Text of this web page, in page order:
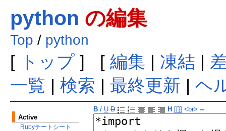
python の編集
Top / python
[ トップ] [ 編集 | 凍結 |
一覧 | 検索 | 最終更新 | ヘ
Active
Rubyチートシート
B I U D H [[]] <br> --